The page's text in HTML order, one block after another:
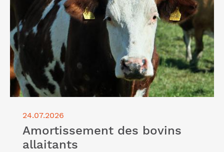
24.07.2026
Amortissement des bovins
allaitants